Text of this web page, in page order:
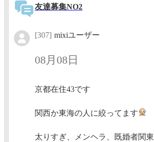
友達募集NO2
[307] mixiユーザー
08月08日
京都在住43です
関西か東海の人に絞ってます
太りすぎ、メンヘラ、既婚者関東